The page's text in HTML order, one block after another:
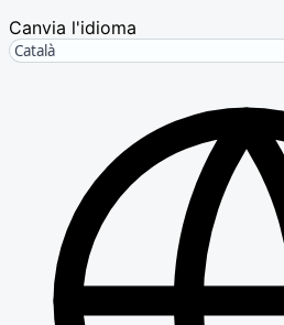
Canvia l'idioma